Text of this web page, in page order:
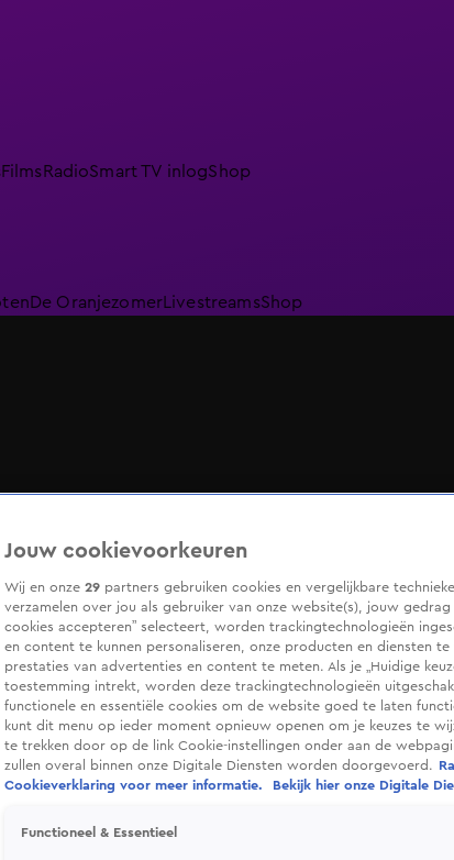
FilmsRadioSmart TV inlogShop
De Oranjezomer LivestreamsShop
Jouw cookievoorkeuren
Wij en onze 29 partners gebruiken cookies en vergelijkbare
verzamelen over jou als gebruiker van onze website(s), jouw gedrag
cookies accepteren” selecteert, worden trackingtechnologieën
en content te kunnen personaliseren, onze producten en diensten
prestaties van advertenties en content te meten. Als je „Huidige
toestemming intrekt, worden deze trackingtechnologieën
functionele en essentiële cookies om de website goed te laten
kunt dit menu op ieder moment opnieuw openen om je keuzes te
te trekken door op de link Cookie-instellingen onder aan de
zullen overal binnen onze Digitale Diensten worden doorgevoerd.
Cookieverklaring voor meer informatie.
Bekijk hier onze Digitale
Functioneel & Essentieel